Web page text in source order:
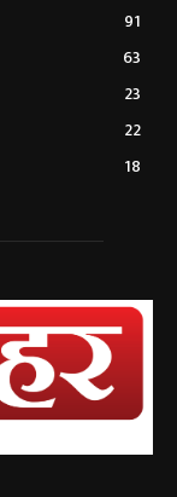
91
63
23
22
18